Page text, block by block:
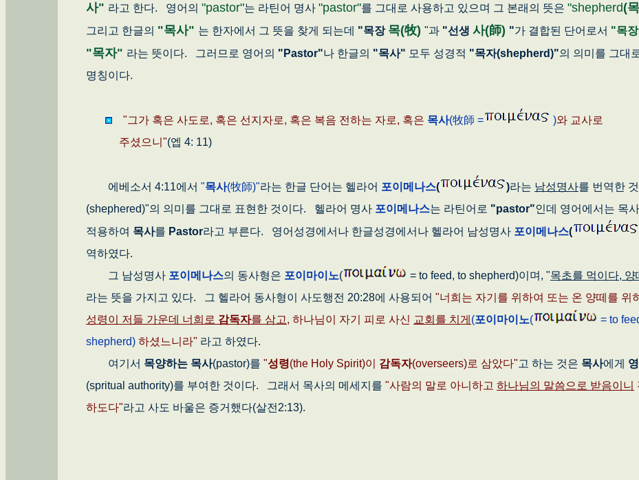
사" 라고 한다. 영어의 "pastor"는 라틴어 명사 "pastor"를 그대로 사용하고 있으며 그 본래의 뜻은 "shepherd(
그리고 한글의 "목사" 는 한자에서 그 뜻을 찾게 되는데 "목장 목(牧) "과 "선생 사(師) "가 결합된 단어로서 "목
"목자" 라는 뜻이다. 그러므로 영어의 "Pastor"나 한글의 "목사" 모두 성경적 "목자(shepherd)"의 의미를 그대
명칭이다.
"그가 혹은 사도로, 혹은 선지자로, 혹은 복음 전하는 자로, 혹은 목사(牧師 = )와 교사로
주셨으니"(엡 4: 11)
에베소서 4:11에서 "목사(牧師)"라는 한글 단어는 헬라어 포이메나스( )라는 남성명사를 번역한
(shephered)"의 의미를 그대로 표현한 것이다. 헬라어 명사 포이메나스는 라틴어로 "pastor"인데 영어에서는 목
적용하여 목사를 Pastor라고 부른다. 영어성경에서나 한글성경에서나 헬라어 남성명사 포이메나스(
역하였다.
그 남성명사 포이메나스의 동사형은 포이마이노( = to feed, to shepherd)이며, "목초를 먹이다,
라는 뜻을 가지고 있다. 그 헬라어 동사형이 사도행전 20:28에 사용되어 "너희는 자기를 위하여 또는 온 양떼를 위
성령이 저들 가운데 너희로 감독자를 삼고, 하나님이 자기 피로 사신 교회를 치게 (포이마이노(
= to
shepherd) 하셨느니라" 라고 하였다.
여기서 목양하는 목사(pastor)를 "성령(the Holy Spirit)이 감독자(overseers)로 삼았다"고 하는 것은 목사에게
(spritual authority)를 부여한 것이다. 그래서 목사의 메세지를 "사람의 말로 아니하고 하나님의 말씀으로 받음이니
하도다"라고 사도 바울은 증거했다(살전2:13).